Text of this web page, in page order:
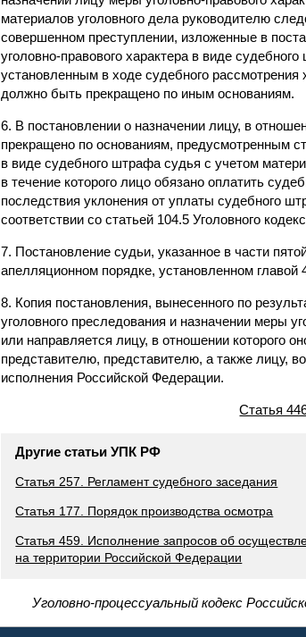
материалов уголовного дела руководителю
совершенном преступлении, изложенные в
уголовно-правового характера в виде
установленным в ходе судебного
должно быть прекращено по иным основаниям.
6. В постановлении о назначении лицу, в
прекращено по основаниям, предусмотренным
в виде судебного штрафа судья с учетом
в течение которого лицо обязано оплатить
последствия уклонения от уплаты судебного
соответствии со статьей 104.5 Уголовного
7. Постановление судьи, указанное в части
апелляционном порядке, установленном главой
8. Копия постановления, вынесенного по
уголовного преследования и назначении меры
или направляется лицу, в отношении которого
представителю, представителю, а также лицу,
исполнения Российской Федерации.
Статья
Другие статьи УПК РФ
Статья 257. Регламент судебного заседания
Статья 177. Порядок производства осмотра
Статья 459. Исполнение запросов об
на территории Российской Федерации
Уголовно-процессуальный кодекс